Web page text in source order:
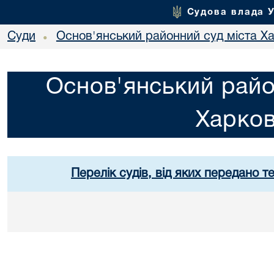
Судова влада
Суди • Основ'янський районний суд міста
Основ'янський
Перелік судів, від яких передано